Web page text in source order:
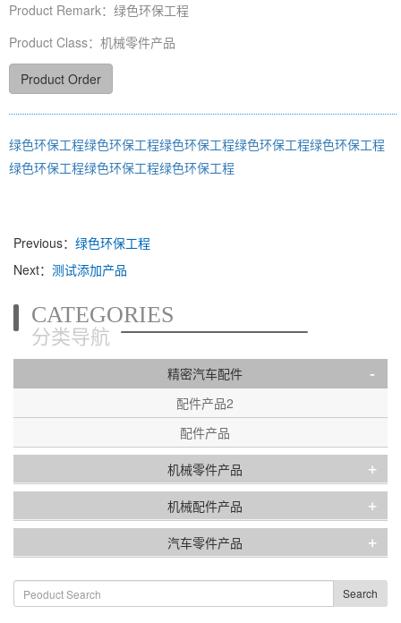
Product Remark：绿色环保工程
Product Class：机械零件产品
Product Order
绿色环保工程绿色环保工程绿色环保工程绿色环保工程绿色环保工程
绿色环保工程绿色环保工程绿色环保工程
Previous： 绿色环保工程
Next： 测试添加产品
CATEGORIES
分类导航
精密汽车配件 -
配件产品2
配件产品
机械零件产品 +
机械配件产品 +
汽车零件产品 +
Search